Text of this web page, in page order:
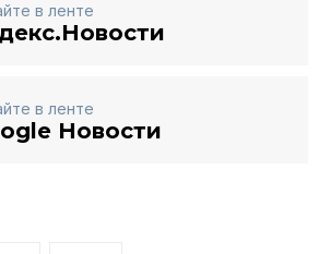
в ленте
в ленте
Новости